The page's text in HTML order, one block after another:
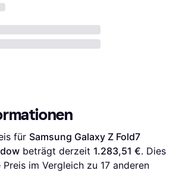
für Samsung Galaxy Z Fold7
beträgt derzeit 1.283,51 €. Dies
im Vergleich zu 17 anderen